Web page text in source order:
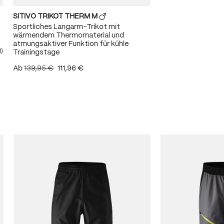
Bewertung von 5 von 5 Sternen
SITIVO TRIKOT THERM M
Sportliches Langarm-Trikot mit
wärmendem Thermomaterial und
atmungsaktiver Funktion für kühle
Trainingstage
Ab139,95 € 111,96 €